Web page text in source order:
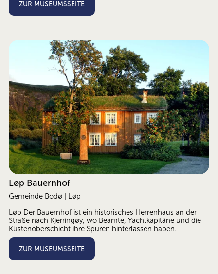
ZUR MUSEUMSSEITE
Løp Bauernhof
Gemeinde Bodø | Løp
Løp Der Bauernhof ist ein historisches Herrenhaus an der
Straße nach Kjerringøy, wo Beamte, Yachtkapitäne und die
Küstenoberschicht ihre Spuren hinterlassen haben.
ZUR MUSEUMSSEITE